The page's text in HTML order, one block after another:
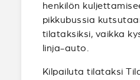
henkilön
pikkubussia
tilataksiksi, vaikka
linja-auto.
Kilpailuta tilataksi